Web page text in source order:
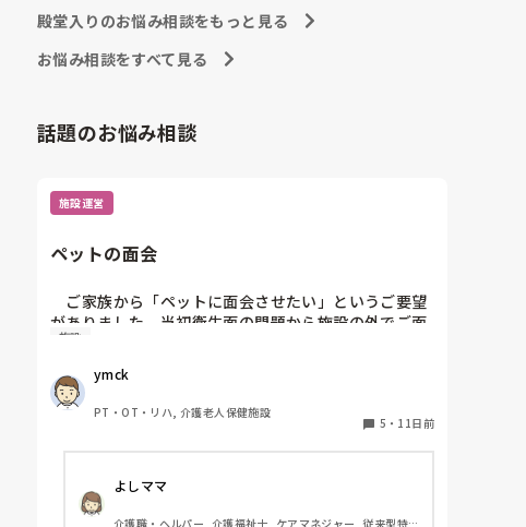
間に職員の足を入れて移乗するとか、
先日も先輩が意思疎通のできない利用者様に食事介助
してましたが、スプーンてんこ盛りに入れて無理やり
でもまだ入社して日が浅いので何も言えず、ここに入
です。早すぎませんか？
いつも指導してくださる時は、立派なこと、正しいこ
ゆったりのんびりしている人には特養は向いてないの
あとは単純にそのユニットのやり方によるんじゃないで
しょうか？
慣れてきたら 一日の流れがわかるようになり、利用者
なんと言うか身体介助って、体で覚えてる動作なので場
かないか によっても違いますよね💦
ワハラっぽい圧に耐えられなくて辞めると言う感じに思
余談ですが、私はスピード重視しすぎる機械的な介護現
場が苦手で……
殿堂入りのお悩み相談をもっと見る
お悩み相談をすべて見る
話題のお悩み相談
施設運営
ペットの面会
ご家族から「ペットに面会させたい」というご要望
がありました。当初衛生面の問題から施設の外でご面
会いただいたのですが、段々と状態がかわりお看取り
もいかず、ビデオ通話でお願いしました。
ご本人にとっても大切なご家族かと思いますし、心
情的にはご対応したいのですが…。何か私共と別の方
法で対応されたケースやアイデアがあればお教え願い
施設
ymck
PT・OT・リハ, 介護老人保健施設
5 ・ 11日前
よしママ
介護職・ヘルパー, 介護福祉士, ケアマネジャー, 従来型特